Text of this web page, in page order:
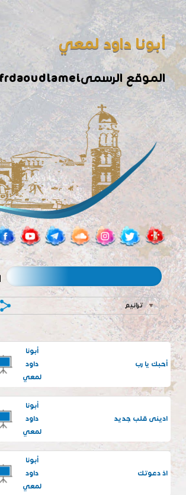
EN
أبونا داود لمعي
الموقع الرسمى@frdaoudlamei
ترانيم
أحبك يا رب
أبونا
داود
لمعي
ادينى قلب جديد
أبونا
داود
لمعي
اذ دعوتك
أبونا
داود
لمعي